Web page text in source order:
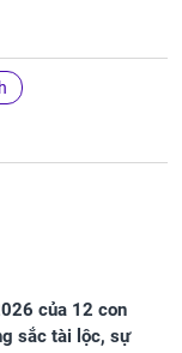
của 12 con
sắc tài lộc, sự